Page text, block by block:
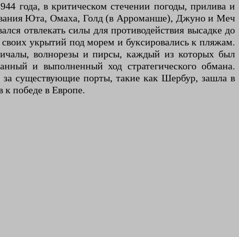
года, в критическом стечении погоды, прилива и
Юта, Омаха, Голд (в Арроманше), Джуно и Меч
отвлекать силы для противодействия высадке до
укрытий под морем и буксировались к пляжам.
волнорезы и пирсы, каждый из которых был
и выполненный ход стратегического обмана.
существующие порты, такие как Шербур, зашла в
победе в Европе.